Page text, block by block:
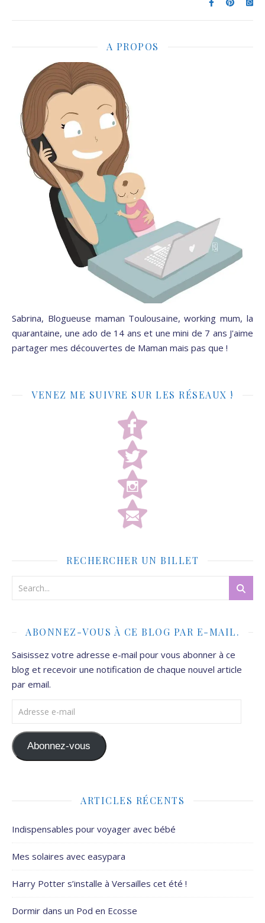
A PROPOS
Sabrina, Blogueuse maman Toulousaine, working mum, la
quarantaine, une ado de 14 ans et une mini de 7 ans J'aime
partager mes découvertes de Maman mais pas que !
VENEZ ME SUIVRE SUR LES RÉSEAUX !
RECHERCHER UN BILLET
ABONNEZ-VOUS À CE BLOG PAR E-MAIL.
Saisissez votre adresse e-mail pour vous abonner à ce
blog et recevoir une notification de chaque nouvel article
par email.
Adresse e-mail
Abonnez-vous
ARTICLES RÉCENTS
Indispensables pour voyager avec bébé
Mes solaires avec easypara
Harry Potter s’installe à Versailles cet été !
Dormir dans un Pod en Ecosse